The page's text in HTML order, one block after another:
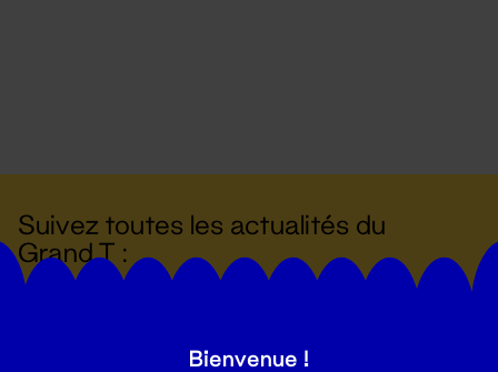
Suivez toutes les actualités du
Grand T :
Bienvenue !